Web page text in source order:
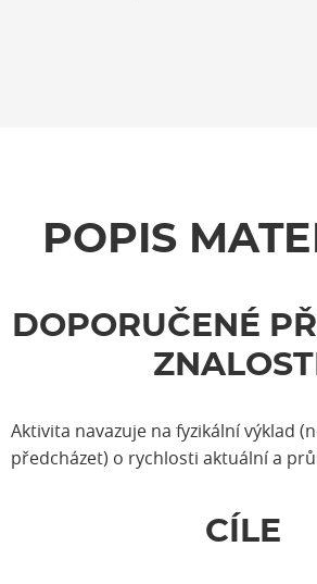
POPIS
DOPORUČENÉ
ZNALOSTI
Aktivita navazuje na fyzikální výklad
předcházet) o rychlosti aktuální a
CÍLE